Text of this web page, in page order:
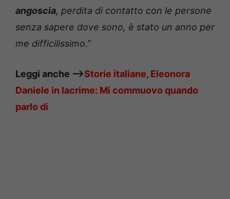
angoscia, perdita di contatto con le persone
senza sapere dove sono, è stato un anno per
me difficilissimo.”
Leggi anche —->Storie italiane, Eleonora
Daniele in lacrime: Mi commuovo quando
parlo di